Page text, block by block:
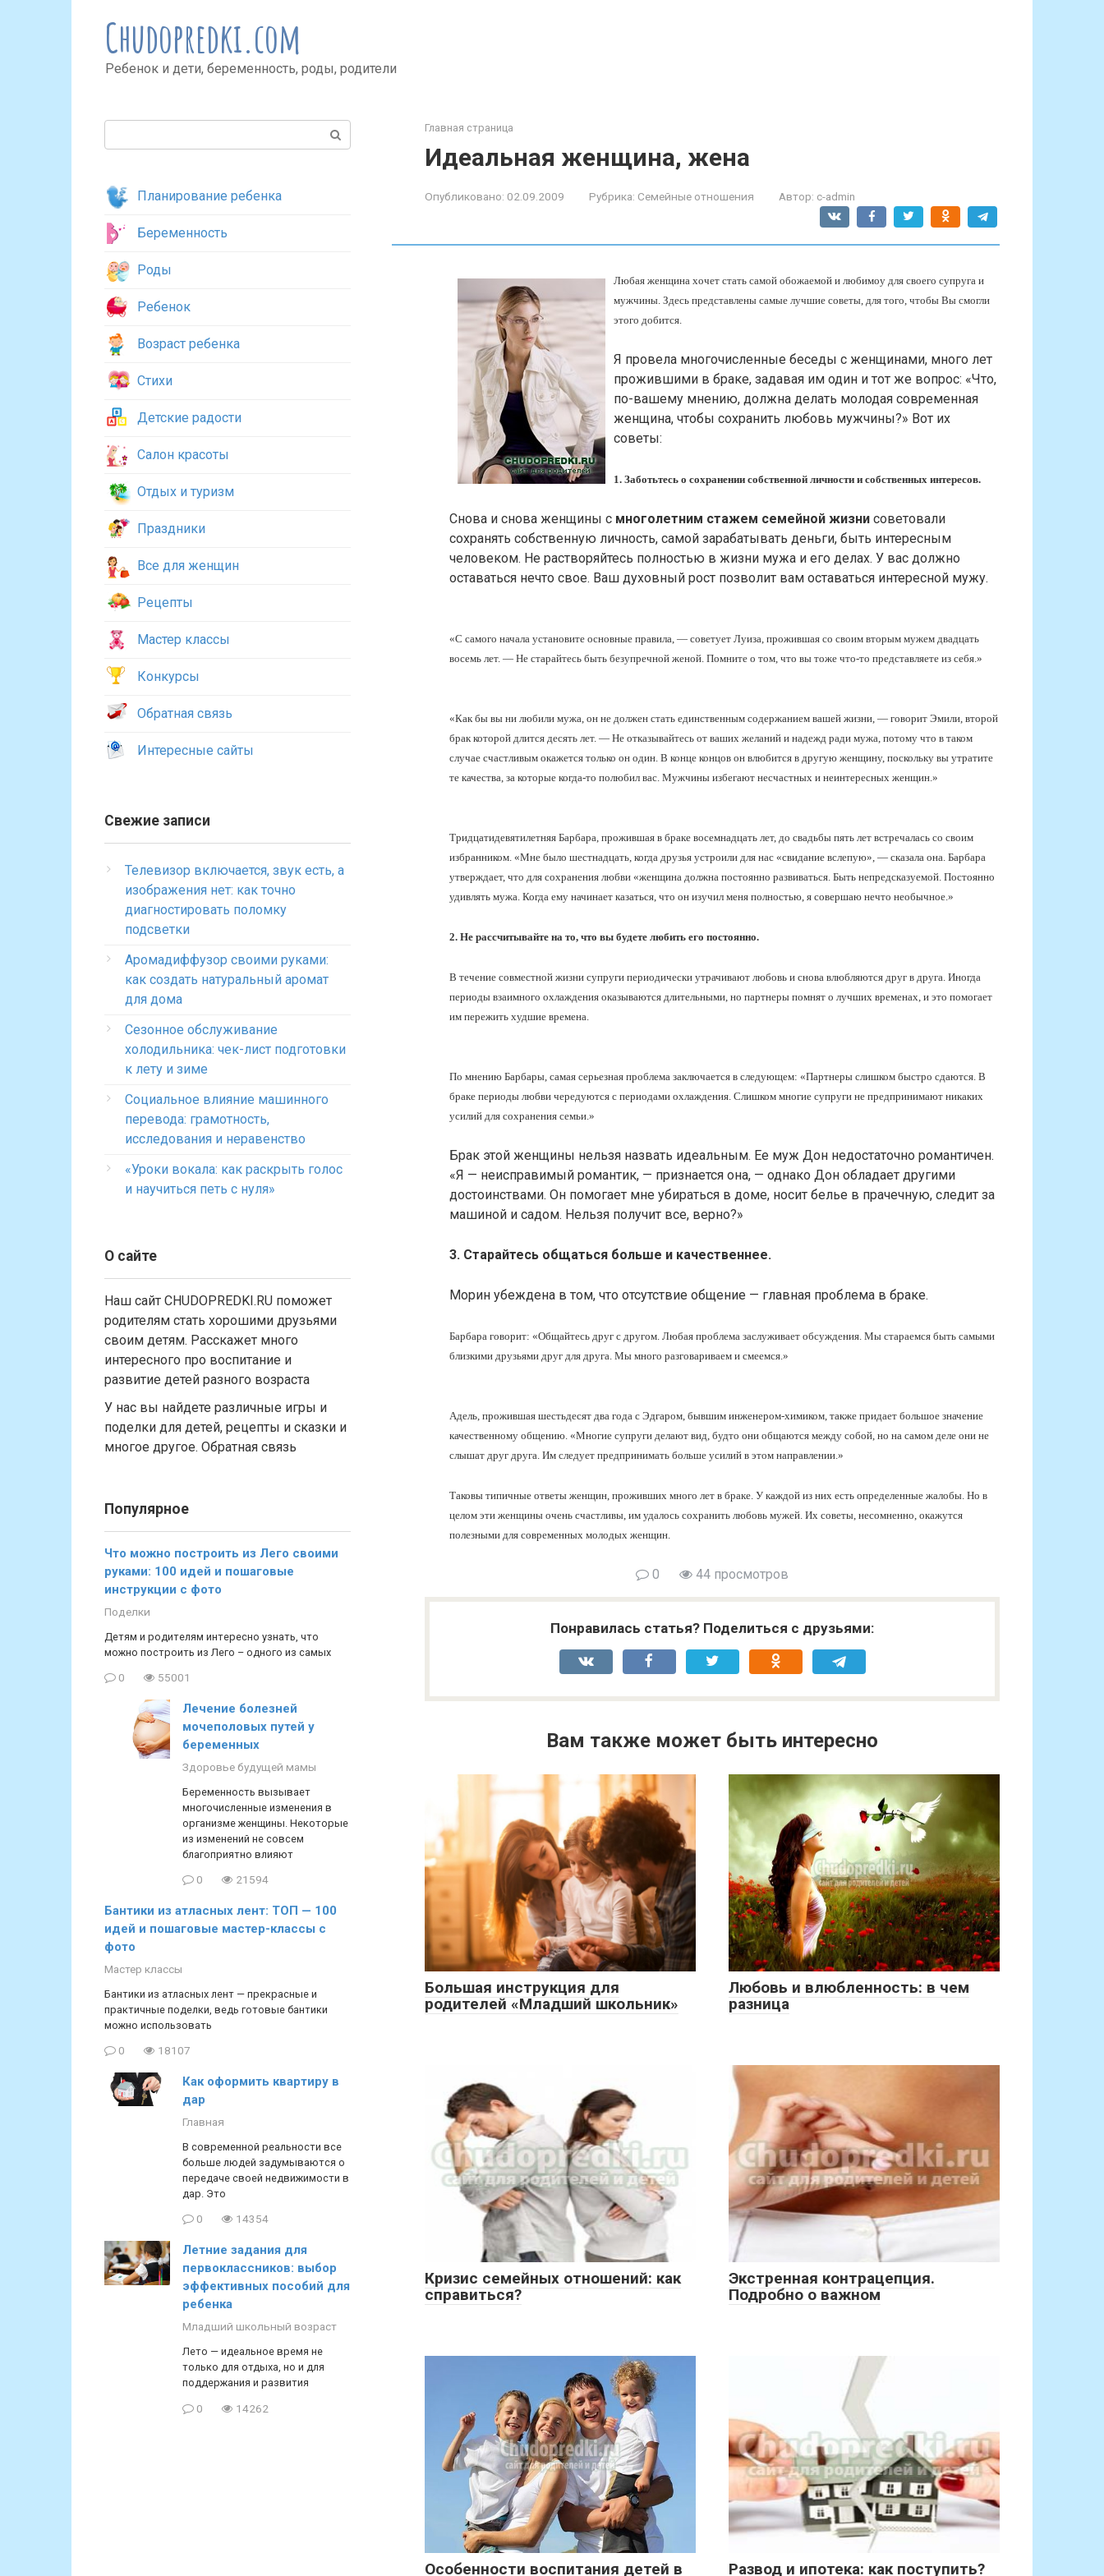
Chudopredki.com
Ребенок и дети, беременность, роды, родители
Главная страница
Идеальная женщина, жена
Опубликовано: 02.09.2009 Рубрика: Семейные отношения Автор: c-admin
Любая женщина хочет стать самой обожаемой и любимоу для своего супруга и
мужчины. Здесь представлены самые лучшие советы, для того, чтобы Вы смогли
этого добится.
Я провела многочисленные беседы с женщинами, много лет
прожившими в браке, задавая им один и тот же вопрос: «Что,
по-вашему мнению, должна делать молодая современная
женщина, чтобы сохранить любовь мужчины?» Вот их
советы:
1. Заботьтесь о сохранении собственной личности и собственных интересов.
Снова и снова женщины с многолетним стажем семейной жизни советовали
сохранять собственную личность, самой зарабатывать деньги, быть интересным
человеком. Не растворяйтесь полностью в жизни мужа и его делах. У вас должно
оставаться нечто свое. Ваш духовный рост позволит вам оставаться интересной мужу.
«С самого начала установите основные правила, — советует Луиза, прожившая со своим вторым мужем двадцать
восемь лет. — Не старайтесь быть безупречной женой. Помните о том, что вы тоже что-то представляете из себя.»
«Как бы вы ни любили мужа, он не должен стать единственным содержанием вашей жизни, — говорит Эмили, второй
брак которой длится десять лет. — Не отказывайтесь от ваших желаний и надежд ради мужа, потому что в таком
случае счастливым окажется только он один. В конце концов он влюбится в другую женщину, поскольку вы утратите
те качества, за которые когда-то полюбил вас. Мужчины избегают несчастных и неинтересных женщин.»
Тридцатидевятилетняя Барбара, прожившая в браке восемнадцать лет, до свадьбы пять лет встречалась со своим
избранником. «Мне было шестнадцать, когда друзья устроили для нас «свидание вслепую», — сказала она. Барбара
утверждает, что для сохранения любви «женщина должна постоянно развиваться. Быть непредсказуемой. Постоянно
удивлять мужа. Когда ему начинает казаться, что он изучил меня полностью, я совершаю нечто необычное.»
2. Не рассчитывайте на то, что вы будете любить его постоянно.
В течение совместной жизни супруги периодически утрачивают любовь и снова влюбляются друг в друга. Иногда
периоды взаимного охлаждения оказываются длительными, но партнеры помнят о лучших временах, и это помогает
им пережить худшие времена.
По мнению Барбары, самая серьезная проблема заключается в следующем: «Партнеры слишком быстро сдаются. В
браке периоды любви чередуются с периодами охлаждения. Слишком многие супруги не предпринимают никаких
усилий для сохранения семьи.»
Брак этой женщины нельзя назвать идеальным. Ее муж Дон недостаточно романтичен.
«Я — неисправимый романтик, — признается она, — однако Дон обладает другими
достоинствами. Он помогает мне убираться в доме, носит белье в прачечную, следит за
машиной и садом. Нельзя получит все, верно?»
3. Старайтесь общаться больше и качественнее.
Морин убеждена в том, что отсутствие общение — главная проблема в браке.
Барбара говорит: «Общайтесь друг с другом. Любая проблема заслуживает обсуждения. Мы стараемся быть самыми
близкими друзьями друг для друга. Мы много разговариваем и смеемся.»
Адель, прожившая шестьдесят два года с Эдгаром, бывшим инженером-химиком, также придает большое значение
качественному общению. «Многие супруги делают вид, будто они общаются между собой, но на самом деле они не
слышат друг друга. Им следует предпринимать больше усилий в этом направлении.»
Таковы типичные ответы женщин, проживших много лет в браке. У каждой из них есть определенные жалобы. Но в
целом эти женщины очень счастливы, им удалось сохранить любовь мужей. Их советы, несомненно, окажутся
полезными для современных молодых женщин.
0 44 просмотров
Понравилась статья? Поделиться с друзьями:
Вам также может быть интересно
Большая инструкция для
родителей «Младший школьник»
Любовь и влюбленность: в чем
разница
Кризис семейных отношений: как
справиться?
Экстренная контрацепция.
Подробно о важном
Особенности воспитания детей в Развод и ипотека: как поступить?
Планирование ребенка
Беременность
Роды
Ребенок
Возраст ребенка
Стихи
Детские радости
Салон красоты
Отдых и туризм
Праздники
Все для женщин
Рецепты
Мастер классы
Конкурсы
Обратная связь
Интересные сайты
Свежие записи
Телевизор включается, звук есть, а
изображения нет: как точно
диагностировать поломку
подсветки
Аромадиффузор своими руками:
как создать натуральный аромат
для дома
Сезонное обслуживание
холодильника: чек-лист подготовки
к лету и зиме
Социальное влияние машинного
перевода: грамотность,
исследования и неравенство
«Уроки вокала: как раскрыть голос
и научиться петь с нуля»
О сайте
Наш сайт CHUDOPREDKI.RU поможет
родителям стать хорошими друзьями
своим детям. Расскажет много
интересного про воспитание и
развитие детей разного возраста
У нас вы найдете различные игры и
поделки для детей, рецепты и сказки и
многое другое. Обратная связь
Популярное
Что можно построить из Лего своими
руками: 100 идей и пошаговые
инструкции с фото
Поделки
Детям и родителям интересно узнать, что
можно построить из Лего – одного из самых
0 55001
Лечение болезней
мочеполовых путей у
беременных
Здоровье будущей мамы
Беременность вызывает
многочисленные изменения в
организме женщины. Некоторые
из изменений не совсем
благоприятно влияют
0 21594
Бантики из атласных лент: ТОП — 100
идей и пошаговые мастер-классы с
фото
Мастер классы
Бантики из атласных лент — прекрасные и
практичные поделки, ведь готовые бантики
можно использовать
0 18107
Как оформить квартиру в
дар
Главная
В современной реальности все
больше людей задумываются о
передаче своей недвижимости в
дар. Это
0 14354
Летние задания для
первоклассников: выбор
эффективных пособий для
ребенка
Младший школьный возраст
Лето — идеальное время не
только для отдыха, но и для
поддержания и развития
0 14262